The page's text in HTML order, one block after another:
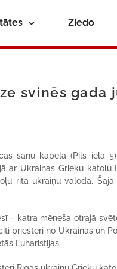
Ziedo
svinēs gada
sānu kapelā (Pils ielā
Ukrainas Grieķu katoļu
ritā ukraiņu valodā.
– katra mēneša otrajā
priesteri no Ukrainas un
Euharistijas.